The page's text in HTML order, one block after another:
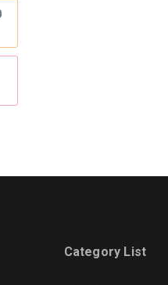
Category List